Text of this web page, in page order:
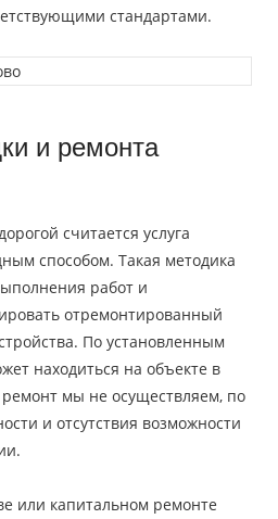
стандартами.
и ремонта
считается услуга
способом. Такая методика
работ и
отремонтированный
По установленным
находиться на объекте в
мы не осуществляем, по
и отсутствия возможности
или капитальном ремонте